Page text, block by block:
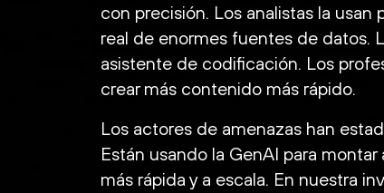
con precisión. Los analistas la
real de enormes fuentes de datos.
asistente de codificación. Los
crear más contenido más rápido.
Los actores de amenazas han
Están usando la GenAI para
más rápida y a escala. En nuestra